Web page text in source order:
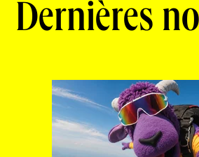
Dernières